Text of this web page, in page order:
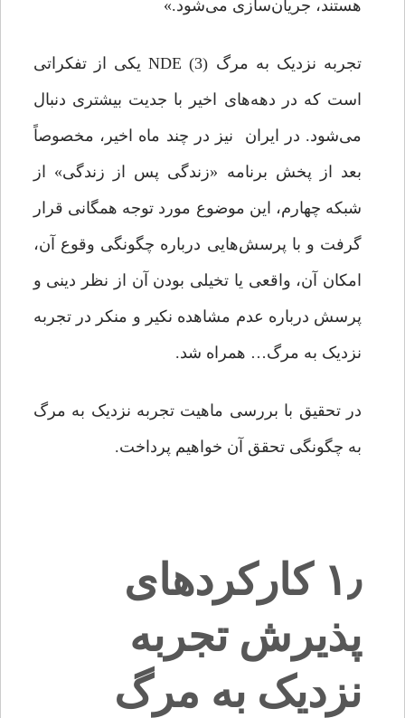
هستند، جریان‌سازی می‌شود.»
تجربه نزدیک به مرگ NDE (3) یکی از تفکراتی
است که در دهه‌های اخیر با جدیت بیشتری دنبال
می‌شود. در ایران نیز در چند ماه اخیر، مخصوصاً
بعد از پخش برنامه «زندگی پس از زندگی» از
شبکه چهارم، این موضوع مورد توجه همگانی قرار
گرفت و با پرسش‌هایی درباره چگونگی وقوع آن،
امکان آن، واقعی یا تخیلی بودن آن از نظر دینی و
پرسش درباره عدم مشاهده نکیر و منکر در تجربه
نزدیک به مرگ… همراه شد.
در تحقیق با بررسی ماهیت تجربه نزدیک به مرگ
به چگونگی تحقق آن خواهیم پرداخت.
۱٫ کارکردهای
پذیرش تجربه
نزدیک به مرگ